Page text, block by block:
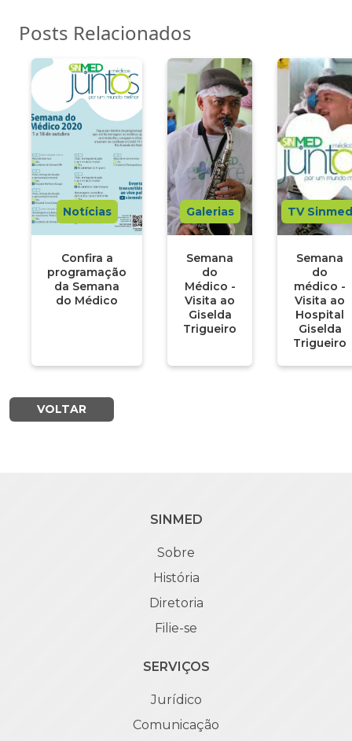
Posts Relacionados
Notícias
Confira a
programação
da Semana
do Médico
Galerias
Semana
do
Médico -
Visita ao
Giselda
Trigueiro
TV Sinmed
Semana
do
médico -
Visita ao
Hospital
Giselda
Trigueiro
VOLTAR
SINMED
Sobre
História
Diretoria
Filie-se
SERVIÇOS
Jurídico
Comunicação